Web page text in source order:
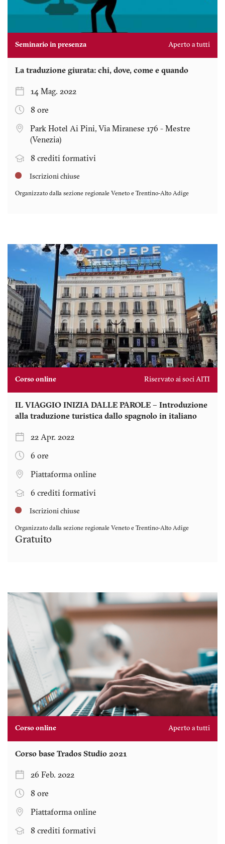
Seminario in presenza Aperto a tutti
La traduzione giurata: chi, dove, come e quando
14 Mag. 2022
8 ore
Park Hotel Ai Pini, Via Miranese 176 - Mestre
(Venezia)
8 crediti formativi
Iscrizioni chiuse
Organizzato dalla sezione regionale Veneto e Trentino-Alto Adige
Corso online Riservato ai soci AITI
IL VIAGGIO INIZIA DALLE PAROLE – Introduzione
alla traduzione turistica dallo spagnolo in italiano
22 Apr. 2022
6 ore
Piattaforma online
6 crediti formativi
Iscrizioni chiuse
Organizzato dalla sezione regionale Veneto e Trentino-Alto Adige
Gratuito
Corso online Aperto a tutti
Corso base Trados Studio 2021
26 Feb. 2022
8 ore
Piattaforma online
8 crediti formativi